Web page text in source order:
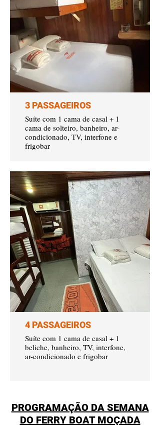
3 PASSAGEIROS
Suíte com 1 cama de casal + 1
cama de solteiro, banheiro, ar-
condicionado, TV, interfone e
frigobar
4 PASSAGEIROS
Suíte com 1 cama de casal + 1
beliche, banheiro, TV, interfone,
ar-condicionado e frigobar
PROGRAMAÇÃO DA SEMANA
DO FERRY BOAT MOÇADA